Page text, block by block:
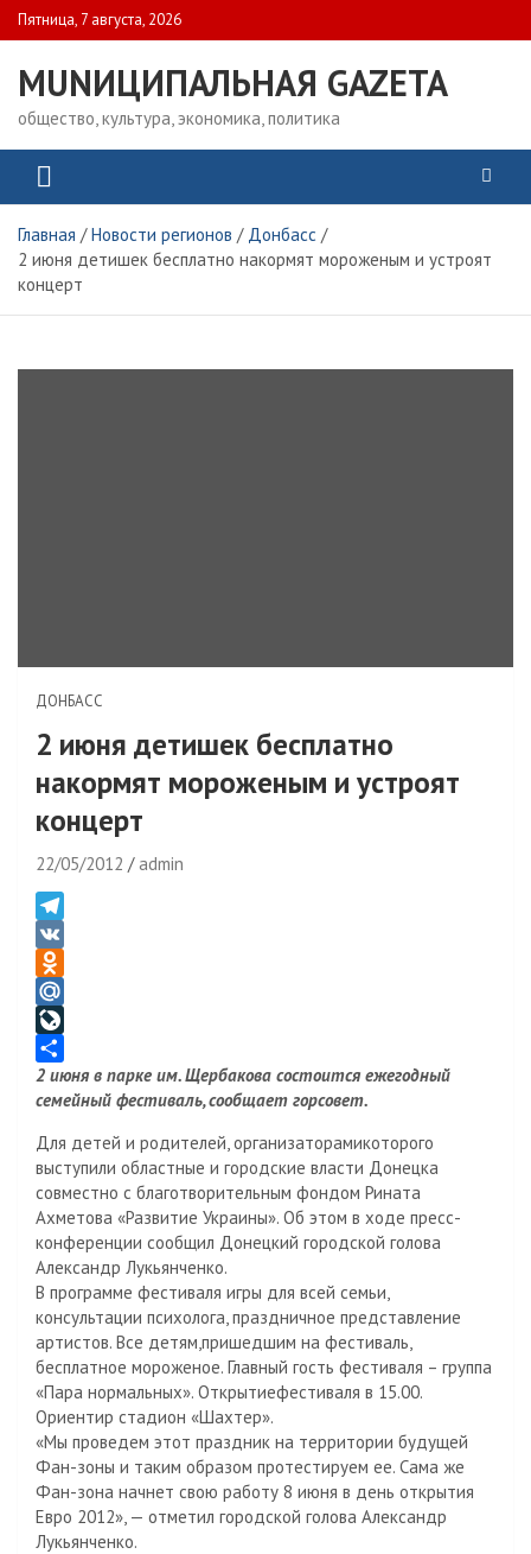
Skip
to
Пятница, 7 августа, 2026
MUNИЦИПАЛЬНАЯ GAZЕТА
общество, культура, экономика, политика
Главная Новости регионов
Донбасс
2 июня детишек бесплатно накормят мороженым и устроят
концерт
ДОНБАСС
2 июня детишек бесплатно
накормят мороженым и устроят
концерт
22/05/2012 admin
T
e
l
e
g
r
a
m
V
K
O
d
n
o
k
l
a
s
s
n
i
k
M
a
i
l
R
u
L
i
v
e
J
o
u
r
n
a
О
т
п
р
а
в
и
т
ь
2 июня в парке им. Щербакова состоится ежегодный
семейный фестиваль, сообщает горсовет.
Для детей и родителей, организаторамикоторого
выступили областные и городские власти Донецка
совместно с благотворительным фондом Рината
Ахметова «Развитие Украины». Об этом в ходе пресс-
конференции сообщил Донецкий городской голова
Александр Лукьянченко.
В программе фестиваля игры для всей семьи,
консультации психолога, праздничное представление
артистов. Все детям,пришедшим на фестиваль,
бесплатное мороженое. Главный гость фестиваля – группа
«Пара нормальных». Открытиефестиваля в 15.00.
Ориентир стадион «Шахтер».
«Мы проведем этот праздник на территории будущей
Фан-зоны и таким образом протестируем ее. Сама же
Фан-зона начнет свою работу 8 июня в день открытия
Евро 2012», — отметил городской голова Александр
Лукьянченко.